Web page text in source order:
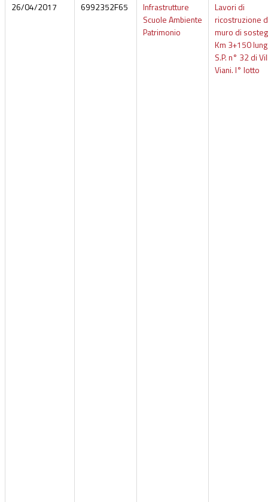
26/04/2017 6992352F65
Infrastrutture
Scuole Ambiente
Patrimonio
Lavori di
ricostruzione
muro di
Km 3+150
S.P. n° 32 di
Viani. I° lotto